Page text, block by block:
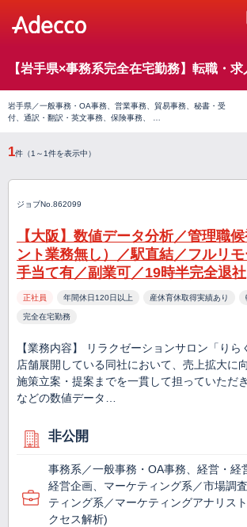
【岩手県×事務系完全在宅勤務】転職・求
岩手県／一般事務・OA事務、営業事務、貿易事務、秘書・受
付、通訳・翻訳・英文事務、保険事務、 …
1件（1～1件を表示中）
ジョブNo.862099
【大阪】数値データ分析／管理職
ント業務無し）／駅直結／フルリ
手当て有／副業可／19時半完全退社
正社員 年間休日120日以上 産休育休取得実績あり
完全在宅勤務
【業務内容】 リラクゼーションサロン「り
店舗展開している同社において、売上拡大に
施策立案・提案までを一貫して担っていただ
などの数値データ…
非公開
事務系／一般事務・OA事務、経営・経
経営企画、マーケティング系／市場調
ティング系／マーケティングアナリス
クセス解析)